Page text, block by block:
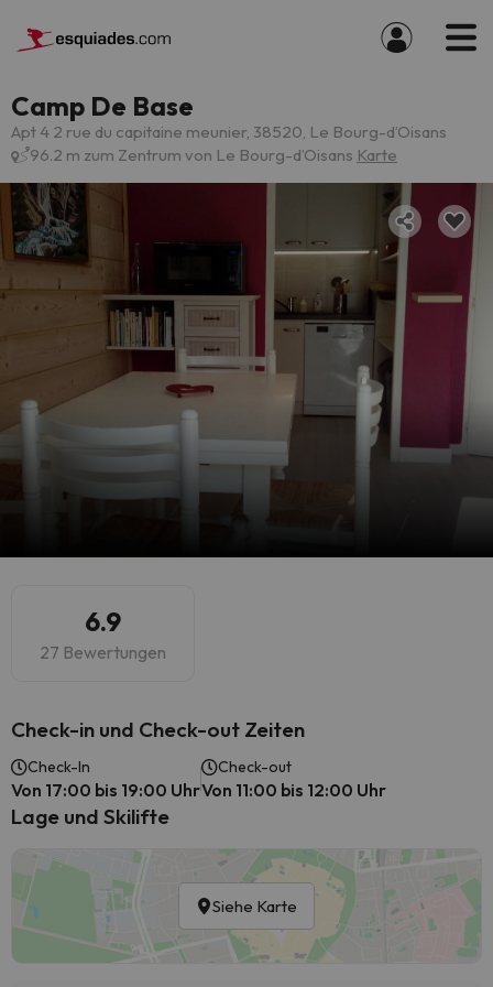
Camp De Base
Apt 4 2 rue du capitaine meunier, 38520, Le Bourg-dʼOisans
96.2 m zum Zentrum von Le Bourg-dʼOisans Karte
6.9
27 Bewertungen
Check-in und Check-out Zeiten
Check-In
Von 17:00 bis 19:00 Uhr
Check-out
Von 11:00 bis 12:00 Uhr
Lage und Skilifte
Siehe Karte